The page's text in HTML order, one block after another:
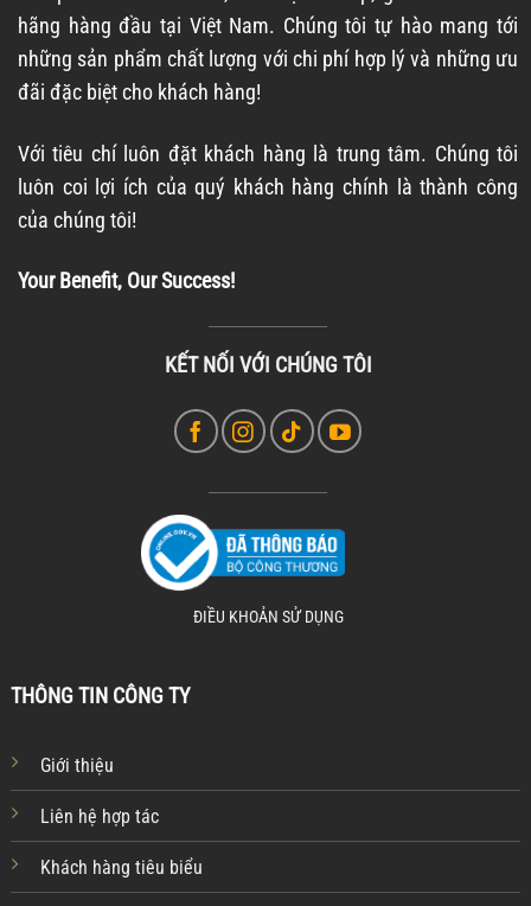
hãng hàng đầu tại Việt Nam. Chúng tôi tự hào mang tới
những sản phẩm chất lượng với chi phí hợp lý và những ưu
đãi đặc biệt cho khách hàng!
Với tiêu chí luôn đặt khách hàng là trung tâm. Chúng tôi
luôn coi lợi ích của quý khách hàng chính là thành công
của chúng tôi!
Your Benefit, Our Success!
KẾT NỐI VỚI CHÚNG TÔI
ĐIỀU KHOẢN SỬ DỤNG
THÔNG TIN CÔNG TY
Giới thiệu
Liên hệ hợp tác
Khách hàng tiêu biểu